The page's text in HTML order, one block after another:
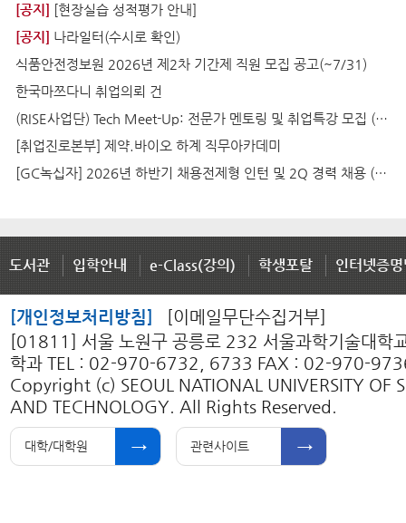
[공지] [현장실습 성적평가 안내]
[공지] 나라일터(수시로 확인)
식품안전정보원 2026년 제2차 기간제 직원 모집 공고(~7/31)
한국마쯔다니 취업의뢰 건
(RISE사업단) Tech Meet-Up: 전문가 멘토링 및 취업특강 모집 (7/1, 판교 스타트업 캠퍼스)
[취업진로본부] 제약.바이오 하계 직무아카데미
[GC녹십자] 2026년 하반기 채용전제형 인턴 및 2Q 경력 채용 (~7/1)
도서관 입학안내 e-Class(강의) 학생포탈 인터넷증
[개인정보처리방침]
[이메일무단수집거부]
[01811] 서울 노원구 공릉로 232 서울과학기술대학
학과 TEL : 02-970-6732, 6733 FAX : 02-970-
Copyright (c) SEOUL NATIONAL UNIVERSITY OF
AND TECHNOLOGY. All Rights Reserved.
대학/대학원 관련사이트